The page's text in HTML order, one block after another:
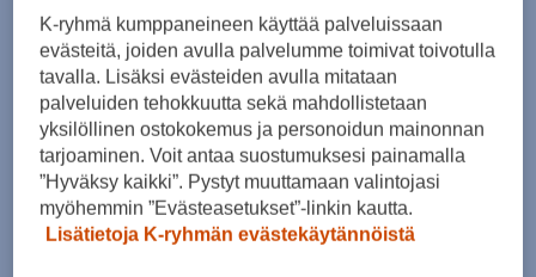
March 2025(7)
February 2025 (6)
January 2025(8)
December 2024(6)
November 2024(10)
October 2024(8)
September 2024(4)
August 2024(6)
July 2024(5)
K-ryhmä kumppaneineen käyttää palveluissaan
evästeitä, joiden avulla palvelumme toimivat toivotulla
tavalla. Lisäksi evästeiden avulla mitataan
palveluiden tehokkuutta sekä mahdollistetaan
yksilöllinen ostokokemus ja personoidun mainonnan
tarjoaminen. Voit antaa suostumuksesi painamalla
”Hyväksy kaikki”. Pystyt muuttamaan valintojasi
myöhemmin ”Evästeasetukset”-linkin kautta.
Lisätietoja K-ryhmän evästekäytännöistä